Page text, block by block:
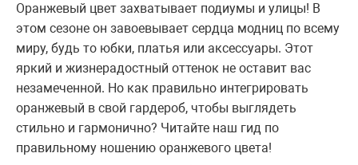
Оранжевый цвет захватывает подиумы и улицы! В
этом сезоне он завоевывает сердца модниц по всему
миру, будь то юбки, платья или аксессуары. Этот
яркий и жизнерадостный оттенок не оставит вас
незамеченной. Но как правильно интегрировать
оранжевый в свой гардероб, чтобы выглядеть
стильно и гармонично? Читайте наш гид по
правильному ношению оранжевого цвета!